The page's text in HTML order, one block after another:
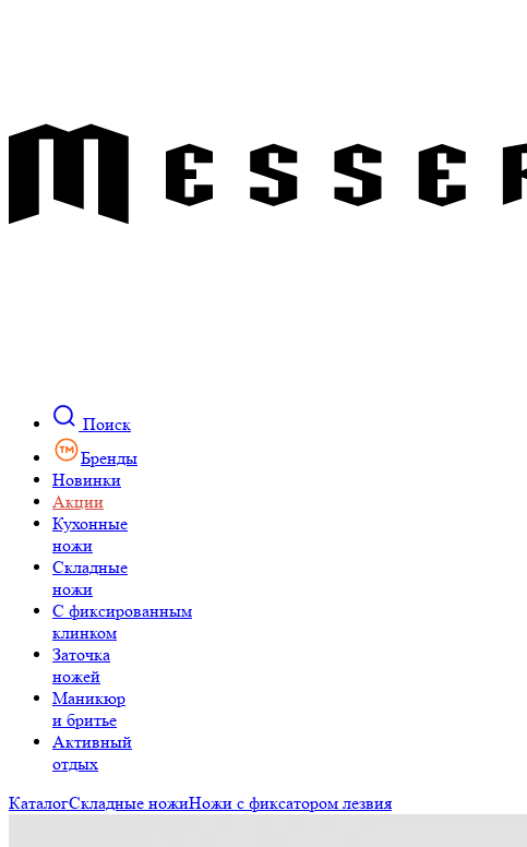
Поиск
Бренды
Новинки
Акции
Кухонные
ножи
Складные
ножи
C фиксированным
клинком
Заточка
ножей
Маникюр
и бритье
Активный
отдых
КаталогСкладные ножиНожи с фиксатором лезвия